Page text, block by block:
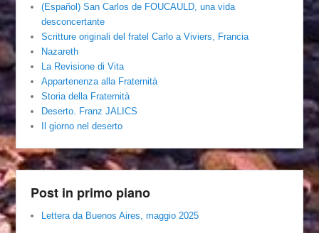
(Español) San Carlos de FOUCAULD, una vida
desconcertante
Scritture originali del fratel Carlo a Viviers, Francia
Nazareth
La Revisione di Vita
Appartenenza alla Fraternità
Storia della Fraternità
Deserto. Franz JALICS
Il giorno nel deserto
Post in primo piano
Lettera da Buenos Aires, maggio 2025